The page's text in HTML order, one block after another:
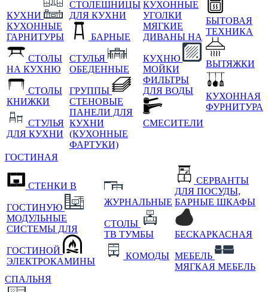
КУХНИ
КУХОННЫЕ
ГАРНИТУРЫ
СТОЛЫ
НА КУХНЮ
СТОЛЫ
КНИЖКИ
СТУЛЬЯ
ДЛЯ КУХНИ
СТОЛЕШНИЦЫ
ДЛЯ КУХНИ
БАРНЫЕ
СТУЛЬЯ
ОБЕДЕННЫЕ
ГРУППЫ
СТЕНОВЫЕ
ПАНЕЛИ ДЛЯ
КУХНИ
(КУХОННЫЕ
ФАРТУКИ)
КУХОННЫЕ
УГОЛКИ
МЯГКИЕ
ДИВАНЫ НА
КУХНЮ
МОЙКИ
ФИЛЬТРЫ
ДЛЯ ВОДЫ
СМЕСИТЕЛИ
БЫТОВАЯ
ТЕХНИКА
ВЫТЯЖКИ
КУХОННАЯ
ФУРНИТУРА
ГОСТИНАЯ
СТЕНКИ В
ГОСТИНУЮ
МОДУЛЬНЫЕ
СИСТЕМЫ ДЛЯ
ГОСТИНОЙ
ЭЛЕКТРОКАМИНЫ
ЖУРНАЛЬНЫЕ
СТОЛЫ
ТВ ТУМБЫ
КОМОДЫ
СЕРВАНТЫ
ДЛЯ ПОСУДЫ,
БАРНЫЕ ШКАФЫ
БЕСКАРКАСНАЯ
МЕБЕЛЬ
МЯГКАЯ МЕБЕЛЬ
СПАЛЬНЯ